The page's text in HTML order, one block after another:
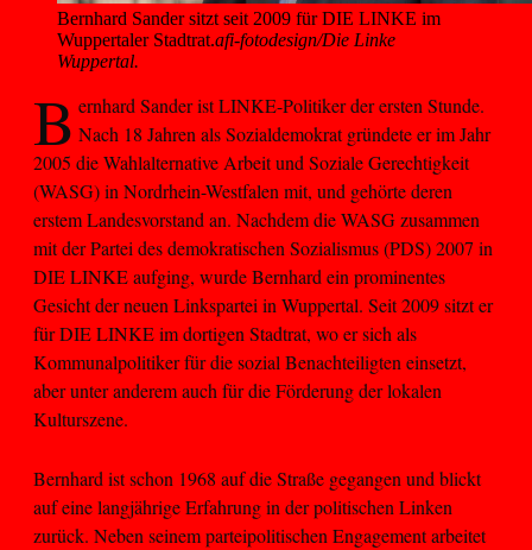
Bernhard Sander sitzt seit 2009 für DIE LINKE im
Wuppertaler Stadtrat.afi-fotodesign/Die Linke
Wuppertal.
B ernhard Sander ist LINKE-Politiker der ersten Stunde.
Nach 18 Jahren als Sozialdemokrat gründete er im Jahr
2005 die Wahlalternative Arbeit und Soziale Gerechtigkeit
(WASG) in Nordrhein-Westfalen mit, und gehörte deren
erstem Landesvorstand an. Nachdem die WASG zusammen
mit der Partei des demokratischen Sozialismus (PDS) 2007 in
DIE LINKE aufging, wurde Bernhard ein prominentes
Gesicht der neuen Linkspartei in Wuppertal. Seit 2009 sitzt er
für DIE LINKE im dortigen Stadtrat, wo er sich als
Kommunalpolitiker für die sozial Benachteiligten einsetzt,
aber unter anderem auch für die Förderung der lokalen
Kulturszene.
Bernhard ist schon 1968 auf die Straße gegangen und blickt
auf eine langjährige Erfahrung in der politischen Linken
zurück. Neben seinem parteipolitischen Engagement arbeitet